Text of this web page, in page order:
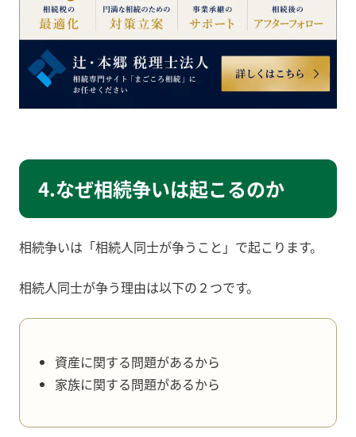
4.なぜ相続争いは起こるのか
相続争いは「相続人同士が争うこと」で起こります。
相続人同士が争う理由は以下の２つです。
資産に関する問題があるから
家族に関する問題があるから